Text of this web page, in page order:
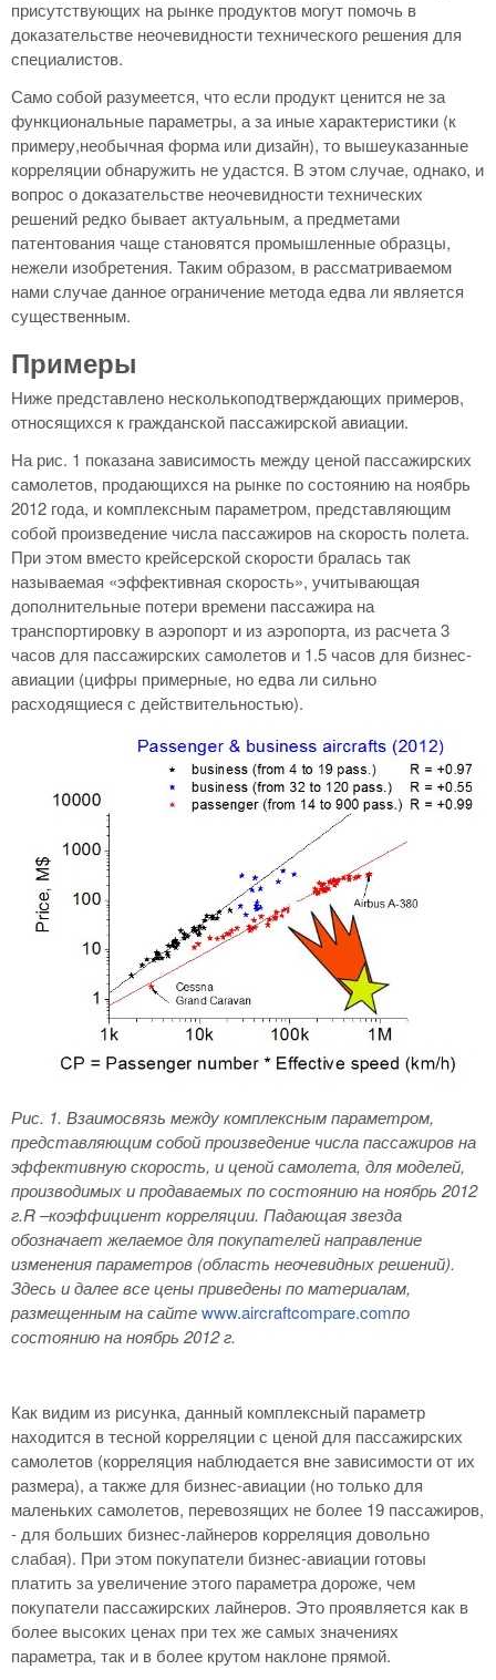
присутствующих на рынке продуктов могут помочь в
доказательстве неочевидности технического решения для
специалистов.
Само собой разумеется, что если продукт ценится не за
функциональные параметры, а за иные характеристики (к
примеру,необычная форма или дизайн), то вышеуказанные
корреляции обнаружить не удастся. В этом случае, однако, и
вопрос о доказательстве неочевидности технических
решений редко бывает актуальным, а предметами
патентования чаще становятся промышленные образцы,
нежели изобретения. Таким образом, в рассматриваемом
нами случае данное ограничение метода едва ли является
существенным.
Примеры
Ниже представлено несколькоподтверждающих примеров,
относящихся к гражданской пассажирской авиации.
На рис. 1 показана зависимость между ценой пассажирских
самолетов, продающихся на рынке по состоянию на ноябрь
2012 года, и комплексным параметром, представляющим
собой произведение числа пассажиров на скорость полета.
При этом вместо крейсерской скорости бралась так
называемая «эффективная скорость», учитывающая
дополнительные потери времени пассажира на
транспортировку в аэропорт и из аэропорта, из расчета 3
часов для пассажирских самолетов и 1.5 часов для бизнес-
авиации (цифры примерные, но едва ли сильно
расходящиеся с действительностью).
Рис. 1. Взаимосвязь между комплексным параметром,
представляющим собой произведение числа пассажиров на
эффективную скорость, и ценой самолета, для моделей,
производимых и продаваемых по состоянию на ноябрь 2012
г.R–коэффициент корреляции. Падающая звезда
обозначает желаемое для покупателей направление
изменения параметров (область неочевидных решений).
Здесь и далее все цены приведены по материалам,
размещенным на сайтеwww.aircraftcompare.comпо
состоянию на ноябрь 2012 г.
Как видим из рисунка, данный комплексный параметр
находится в тесной корреляции с ценой для пассажирских
самолетов (корреляция наблюдается вне зависимости от их
размера), а также для бизнес-авиации (но только для
маленьких самолетов, перевозящих не более 19 пассажиров,
- для больших бизнес-лайнеров корреляция довольно
слабая). При этом покупатели бизнес-авиации готовы
платить за увеличение этого параметра дороже, чем
покупатели пассажирских лайнеров. Это проявляется как в
более высоких ценах при тех же самых значениях
параметра, так и в более крутом наклоне прямой.